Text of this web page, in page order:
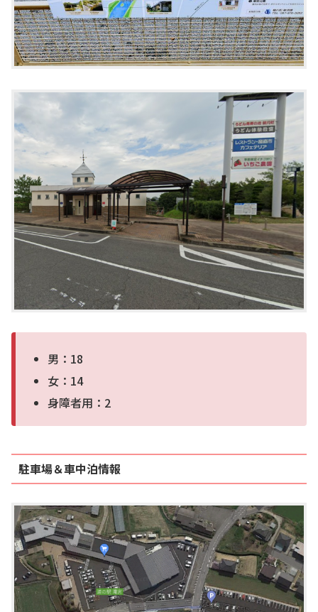
男：18
女：14
身障者用：2
駐車場＆車中泊情報